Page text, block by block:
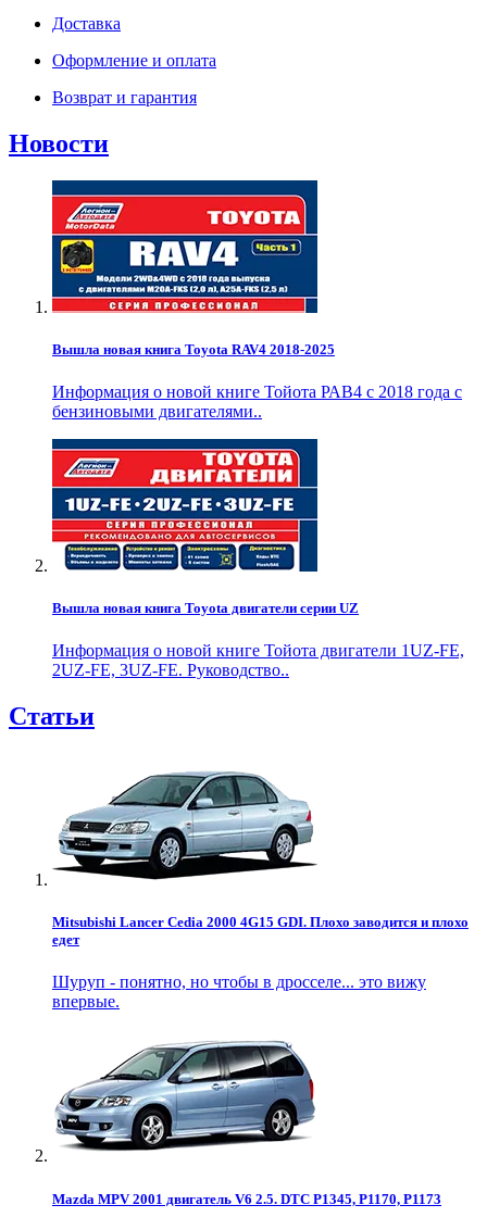
Доставка
Оформление и оплата
Возврат и гарантия
Новости
Вышла новая книга Toyota RAV4 2018-2025
Информация о новой книге Тойота РАВ4 с 2018 года с
бензиновыми двигателями..
Вышла новая книга Toyota двигатели серии UZ
Информация о новой книге Тойота двигатели 1UZ-FE,
2UZ-FE, 3UZ-FE. Руководство..
Статьи
Mitsubishi Lancer Cedia 2000 4G15 GDI. Плохо заводится и плохо
едет
Шуруп - понятно, но чтобы в дросселе... это вижу
впервые.
Mazda MPV 2001 двигатель V6 2.5. DTC P1345, P1170, P1173